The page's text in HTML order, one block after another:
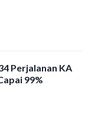
Perjalanan KA
99%